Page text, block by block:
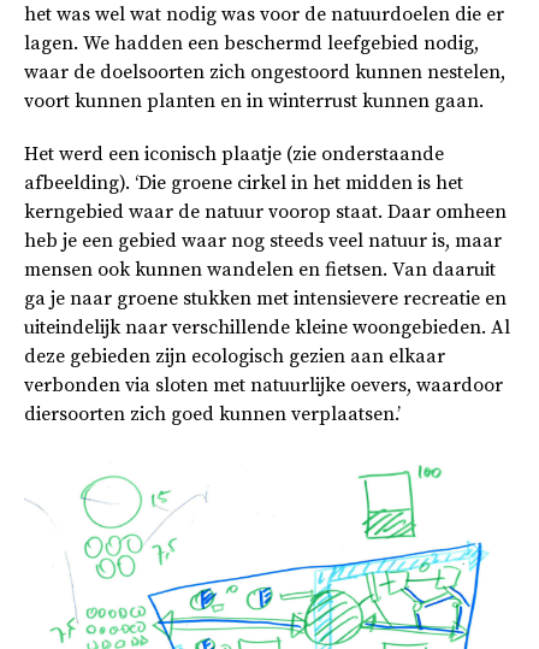
het was wel wat nodig was voor de natuurdoelen die er
lagen. We hadden een beschermd leefgebied nodig,
waar de doelsoorten zich ongestoord kunnen nestelen,
voort kunnen planten en in winterrust kunnen gaan.
Het werd een iconisch plaatje (zie onderstaande
afbeelding). ‘Die groene cirkel in het midden is het
kerngebied waar de natuur voorop staat. Daar omheen
heb je een gebied waar nog steeds veel natuur is, maar
mensen ook kunnen wandelen en fietsen. Van daaruit
ga je naar groene stukken met intensievere recreatie en
uiteindelijk naar verschillende kleine woongebieden. Al
deze gebieden zijn ecologisch gezien aan elkaar
verbonden via sloten met natuurlijke oevers, waardoor
diersoorten zich goed kunnen verplaatsen.’